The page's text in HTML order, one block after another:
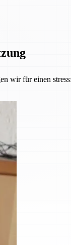
wir für einen